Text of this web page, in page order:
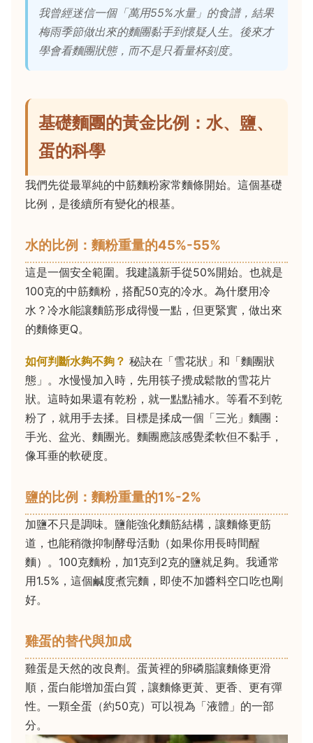
我曾經迷信一個「萬用55%水量」的食譜，結果
梅雨季節做出來的麵團黏手到懷疑人生。後來才
學會看麵團狀態，而不是只看量杯刻度。
基礎麵團的黃金比例：水、鹽、
蛋的科學
我們先從最單純的中筋麵粉家常麵條開始。這個基礎
比例，是後續所有變化的根基。
水的比例：麵粉重量的45%-55%
這是一個安全範圍。我建議新手從50%開始。也就是
100克的中筋麵粉，搭配50克的冷水。為什麼用冷
水？冷水能讓麵筋形成得慢一點，但更緊實，做出來
的麵條更Q。
如何判斷水夠不夠？ 秘訣在「雪花狀」和「麵團狀
態」。水慢慢加入時，先用筷子攪成鬆散的雪花片
狀。這時如果還有乾粉，就一點點補水。等看不到乾
粉了，就用手去揉。目標是揉成一個「三光」麵團：
手光、盆光、麵團光。麵團應該感覺柔軟但不黏手，
像耳垂的軟硬度。
鹽的比例：麵粉重量的1%-2%
加鹽不只是調味。鹽能強化麵筋結構，讓麵條更筋
道，也能稍微抑制酵母活動（如果你用長時間醒
麵）。100克麵粉，加1克到2克的鹽就足夠。我通常
用1.5%，這個鹹度煮完麵，即使不加醬料空口吃也剛
好。
雞蛋的替代與加成
雞蛋是天然的改良劑。蛋黃裡的卵磷脂讓麵條更滑
順，蛋白能增加蛋白質，讓麵條更黃、更香、更有彈
性。一顆全蛋（約50克）可以視為「液體」的一部
分。